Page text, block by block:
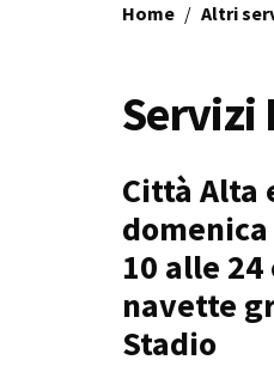
Home / Altri
Servizi
Città Alta
10 alle
navette
Stadio